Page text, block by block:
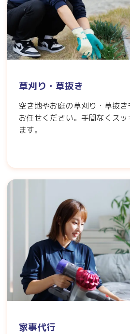
草刈り・草抜き
空き地やお庭の草刈り・草抜
お任せください。手間なくス
ます。
家事代行